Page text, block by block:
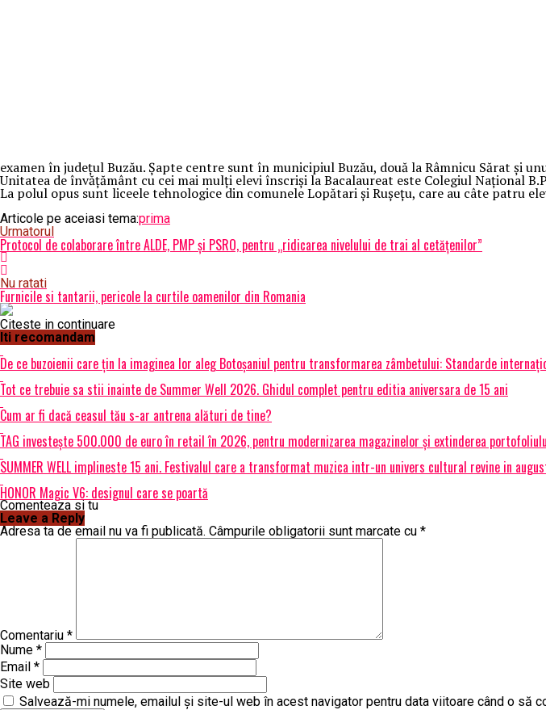
examen în judeţul Buzău. Şapte centre sunt în municipiul Buzău, două la Râmnicu Sărat şi
Unitatea de învăţământ cu cei mai mulţi elevi înscrişi la Bacalaureat este Colegiul Naţional
La polul opus sunt liceele tehnologice din comunele Lopătari şi Ruşeţu, care au câte patru
Articole pe aceiasi tema:prima
Urmatorul
Protocol de colaborare între ALDE, PMP şi PSRO, pentru „ridicarea nivelului de trai al cetățenilor”
Nu ratati
Furnicile si tantarii, pericole la curtile oamenilor din Romania
Citeste in continuare
Iti recomandam
De ce buzoienii care țin la imaginea lor aleg Botoșaniul pentru transformarea zâmbetului: Standarde
Tot ce trebuie sa stii inainte de Summer Well 2026. Ghidul complet pentru editia aniversara de 15 ani
Cum ar fi dacă ceasul tău s-ar antrena alături de tine?
TAG investește 500.000 de euro în retail în 2026, pentru modernizarea magazinelor și extinderea
SUMMER WELL implineste 15 ani. Festivalul care a transformat muzica intr-un univers cultural revine in
HONOR Magic V6: designul care se poartă
Comenteaza si tu
Leave a Reply
Adresa ta de email nu va fi publicată. Câmpurile obligatorii sunt marcate cu *
Comentariu *
Nume *
Email *
Site web
Salvează-mi numele, emailul și site-ul web în acest navigator pentru data viitoare când o să